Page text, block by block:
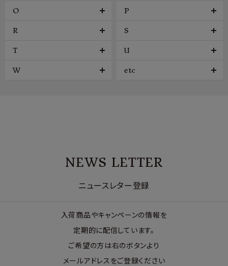
O P
R S
T U
W etc
NEWS LETTER
ニュースレター登録
入荷商品やキャンペーンの情報を
定期的に配信しています。
ご希望の方は右のボタンより
メールアドレスをご登録ください